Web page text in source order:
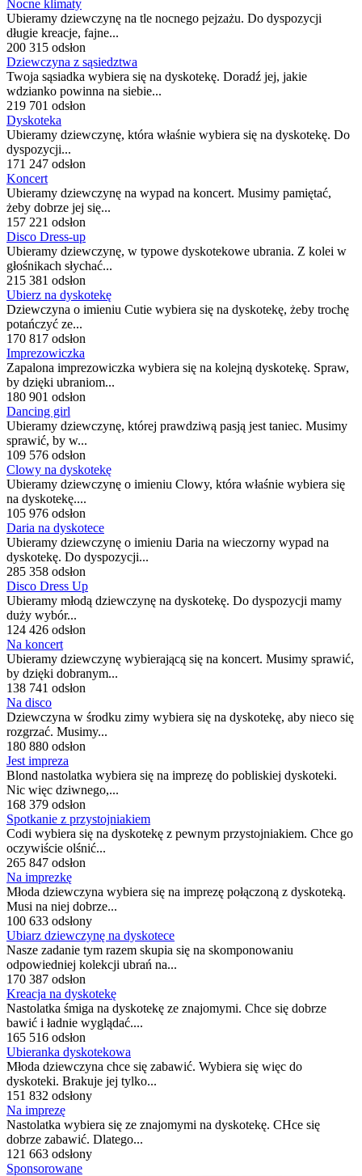
Nocne klimaty
Ubieramy dziewczynę na tle nocnego pejzażu. Do dyspozycji
długie kreacje, fajne...
200 315 odsłon
Dziewczyna z sąsiedztwa
Twoja sąsiadka wybiera się na dyskotekę. Doradź jej, jakie
wdzianko powinna na siebie...
219 701 odsłon
Dyskoteka
Ubieramy dziewczynę, która właśnie wybiera się na dyskotekę. Do
dyspozycji...
171 247 odsłon
Koncert
Ubieramy dziewczynę na wypad na koncert. Musimy pamiętać,
żeby dobrze jej się...
157 221 odsłon
Disco Dress-up
Ubieramy dziewczynę, w typowe dyskotekowe ubrania. Z kolei w
głośnikach słychać...
215 381 odsłon
Ubierz na dyskotekę
Dziewczyna o imieniu Cutie wybiera się na dyskotekę, żeby trochę
potańczyć ze...
170 817 odsłon
Imprezowiczka
Zapalona imprezowiczka wybiera się na kolejną dyskotekę. Spraw,
by dzięki ubraniom...
180 901 odsłon
Dancing girl
Ubieramy dziewczynę, której prawdziwą pasją jest taniec. Musimy
sprawić, by w...
109 576 odsłon
Clowy na dyskotekę
Ubieramy dziewczynę o imieniu Clowy, która właśnie wybiera się
na dyskotekę....
105 976 odsłon
Daria na dyskotece
Ubieramy dziewczynę o imieniu Daria na wieczorny wypad na
dyskotekę. Do dyspozycji...
285 358 odsłon
Disco Dress Up
Ubieramy młodą dziewczynę na dyskotekę. Do dyspozycji mamy
duży wybór...
124 426 odsłon
Na koncert
Ubieramy dziewczynę wybierającą się na koncert. Musimy sprawić,
by dzięki dobranym...
138 741 odsłon
Na disco
Dziewczyna w środku zimy wybiera się na dyskotekę, aby nieco się
rozgrzać. Musimy...
180 880 odsłon
Jest impreza
Blond nastolatka wybiera się na imprezę do pobliskiej dyskoteki.
Nic więc dziwnego,...
168 379 odsłon
Spotkanie z przystojniakiem
Codi wybiera się na dyskotekę z pewnym przystojniakiem. Chce go
oczywiście olśnić...
265 847 odsłon
Na imprezkę
Młoda dziewczyna wybiera się na imprezę połączoną z dyskoteką.
Musi na niej dobrze...
100 633 odsłony
Ubiarz dziewczynę na dyskotece
Nasze zadanie tym razem skupia się na skomponowaniu
odpowiedniej kolekcji ubrań na...
170 387 odsłon
Kreacja na dyskotekę
Nastolatka śmiga na dyskotekę ze znajomymi. Chce się dobrze
bawić i ładnie wyglądać....
165 516 odsłon
Ubieranka dyskotekowa
Młoda dziewczyna chce się zabawić. Wybiera się więc do
dyskoteki. Brakuje jej tylko...
151 832 odsłony
Na imprezę
Nastolatka wybiera się ze znajomymi na dyskotekę. CHce się
dobrze zabawić. Dlatego...
121 663 odsłony
Sponsorowane